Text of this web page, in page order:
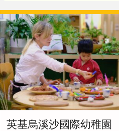
英基烏溪沙國際幼稚園